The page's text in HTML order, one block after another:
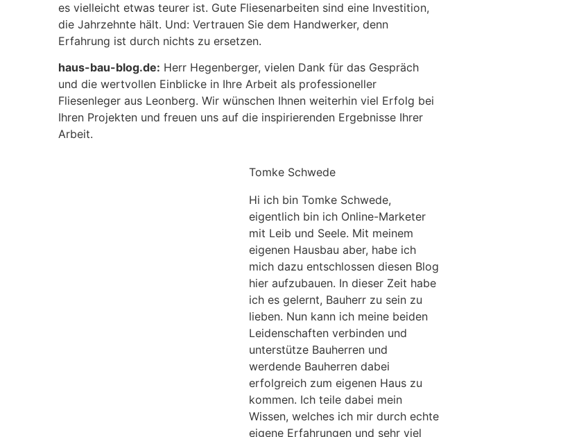
es vielleicht etwas teurer ist. Gute Fliesenarbeiten sind eine Investition,
die Jahrzehnte hält. Und: Vertrauen Sie dem Handwerker, denn
Erfahrung ist durch nichts zu ersetzen.
haus-bau-blog.de: Herr Hegenberger, vielen Dank für das Gespräch
und die wertvollen Einblicke in Ihre Arbeit als professioneller
Fliesenleger aus Leonberg. Wir wünschen Ihnen weiterhin viel Erfolg bei
Ihren Projekten und freuen uns auf die inspirierenden Ergebnisse Ihrer
Arbeit.
Tomke Schwede
Hi ich bin Tomke Schwede,
eigentlich bin ich Online-Marketer
mit Leib und Seele. Mit meinem
eigenen Hausbau aber, habe ich
mich dazu entschlossen diesen Blog
hier aufzubauen. In dieser Zeit habe
ich es gelernt, Bauherr zu sein zu
lieben. Nun kann ich meine beiden
Leidenschaften verbinden und
unterstütze Bauherren und
werdende Bauherren dabei
erfolgreich zum eigenen Haus zu
kommen. Ich teile dabei mein
Wissen, welches ich mir durch echte
eigene Erfahrungen und sehr viel